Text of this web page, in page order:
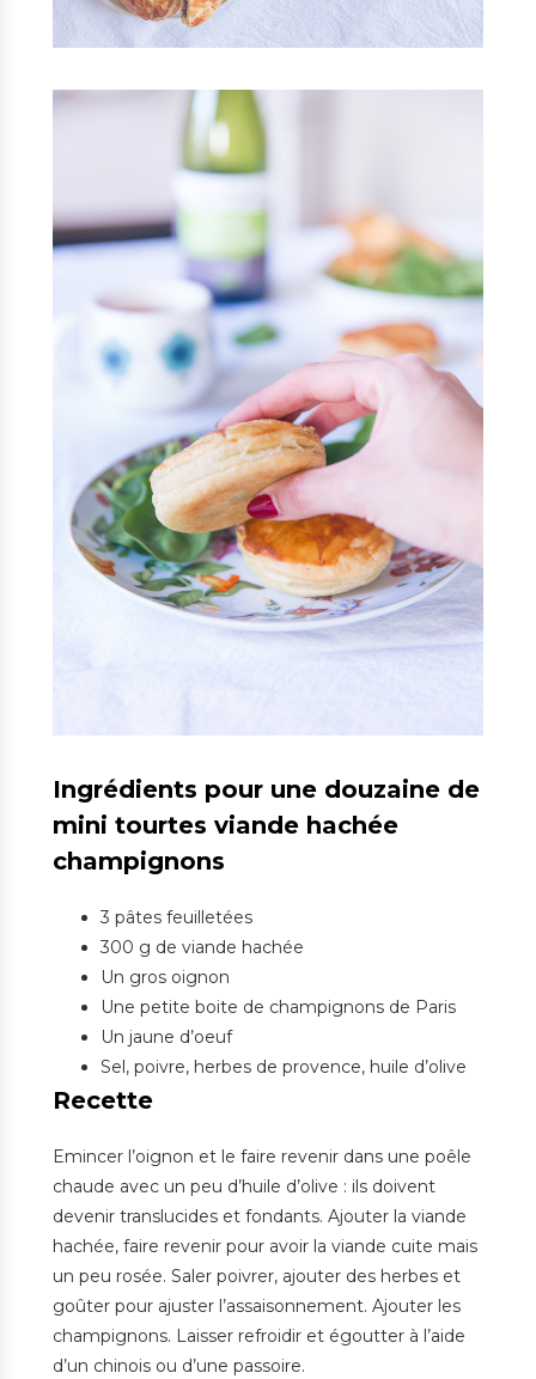
Ingrédients pour une douzaine de
mini tourtes viande hachée
champignons
3 pâtes feuilletées
300 g de viande hachée
Un gros oignon
Une petite boite de champignons de Paris
Un jaune d’oeuf
Sel, poivre, herbes de provence, huile d’olive
Recette
Emincer l’oignon et le faire revenir dans une poêle
chaude avec un peu d’huile d’olive : ils doivent
devenir translucides et fondants. Ajouter la viande
hachée, faire revenir pour avoir la viande cuite mais
un peu rosée. Saler poivrer, ajouter des herbes et
goûter pour ajuster l’assaisonnement. Ajouter les
champignons. Laisser refroidir et égoutter à l’aide
d’un chinois ou d’une passoire.